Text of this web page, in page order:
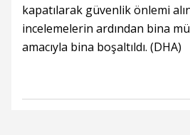
kapatılarak güvenlik önlemi
incelemelerin ardından bina
amacıyla bina boşaltıldı. (DHA)